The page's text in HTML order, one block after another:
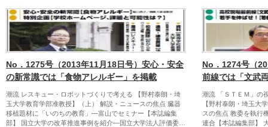
No．1275号（2013年11月18日号）安心・安全
の新常識では「食物アレルギー」を掲載
潮流 レスキュー・ロボットづくりで考える 【野村泰朗・埼
玉大学教育学部准教授】（上） 解説・ニュースの焦点 臓器
移植題材に「いのちの教育」―富山でセミナー【本誌編集
部】 国立大学の改革推進事例を紹介―国立大学法人評価委…
No．1274号（
前線では「文武
潮流 「ＳＴＥＭ」の
【野村泰朗・埼玉大
スの焦点 教委を執行
連合【本誌編集部】